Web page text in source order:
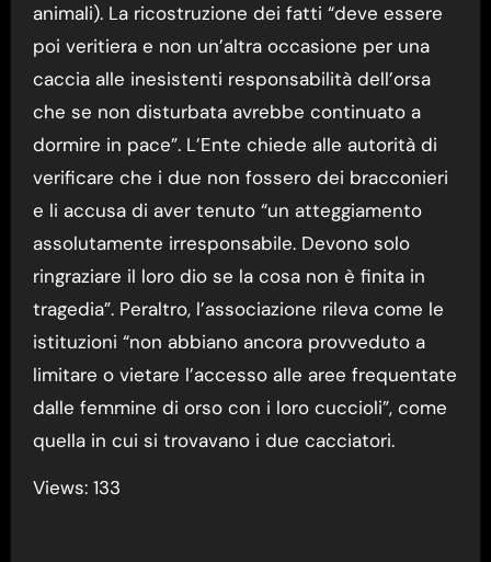
animali). La ricostruzione dei fatti “deve essere
poi veritiera e non un’altra occasione per una
caccia alle inesistenti responsabilità dell’orsa
che se non disturbata avrebbe continuato a
dormire in pace”. L’Ente chiede alle autorità di
verificare che i due non fossero dei bracconieri
e li accusa di aver tenuto “un atteggiamento
assolutamente irresponsabile. Devono solo
ringraziare il loro dio se la cosa non è finita in
tragedia”. Peraltro, l’associazione rileva come le
istituzioni “non abbiano ancora provveduto a
limitare o vietare l’accesso alle aree frequentate
dalle femmine di orso con i loro cuccioli”, come
quella in cui si trovavano i due cacciatori.
Views: 133